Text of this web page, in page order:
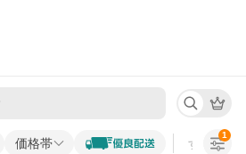
価格帯 すべての条
1